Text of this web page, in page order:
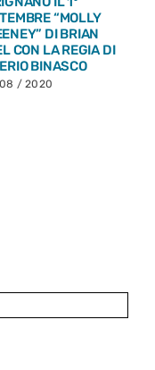
PLAYS –
DELLE
AL
CARIGNANO IL
25 AGOSTO “GUARDA